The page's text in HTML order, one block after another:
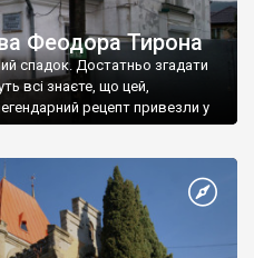
Феодора Тирона
спадок. Достатньо згадати
всі знаєте, що цей,
рецепт привезли у